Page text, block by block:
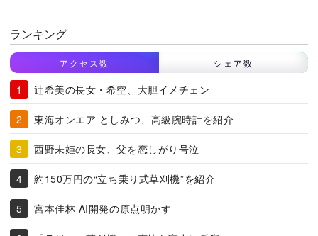
ランキング
アクセス数 シェア数
辻希美の長女・希空、大胆イメチェン
東海オンエア としみつ、高級腕時計を紹介
西野未姫の長女、父を恋しがり号泣
約150万円の“立ち乗り式草刈機”を紹介
宮本佳林 AI開発の原点明かす